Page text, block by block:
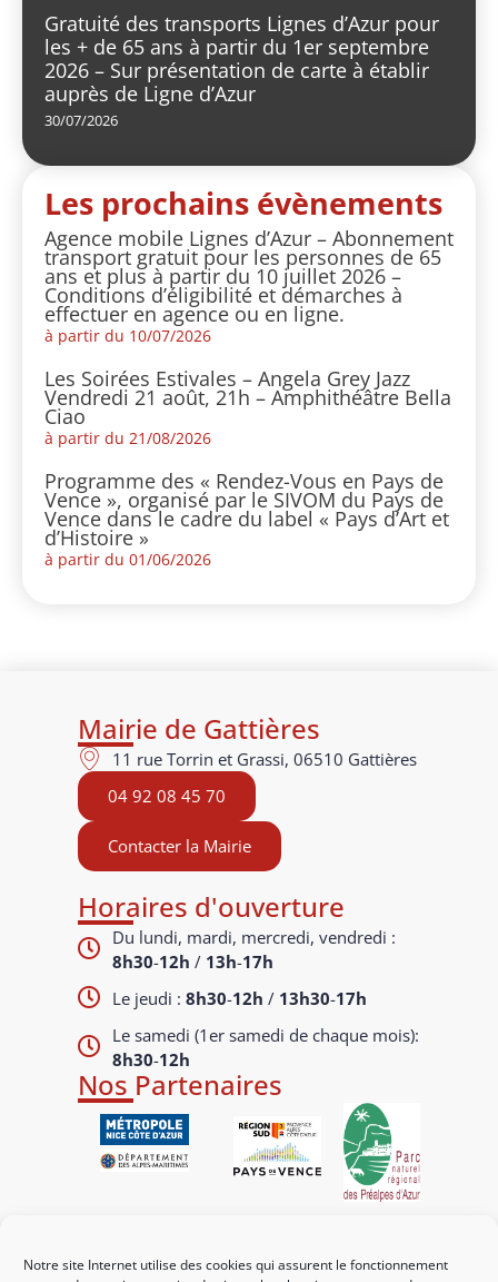
Notre site Internet utilise des cookies qui assurent le fonctionnement
Gratuité des transports Lignes d’Azur pour
les + de 65 ans à partir du 1er septembre
2026 – Sur présentation de carte à établir
auprès de Ligne d’Azur
30/07/2026
Les prochains évènements
Agence mobile Lignes d’Azur – Abonnement
transport gratuit pour les personnes de 65
ans et plus à partir du 10 juillet 2026 –
Conditions d’éligibilité et démarches à
effectuer en agence ou en ligne.
à partir du 10/07/2026
Les Soirées Estivales – Angela Grey Jazz
Vendredi 21 août, 21h – Amphithéâtre Bella
Ciao
à partir du 21/08/2026
Programme des « Rendez-Vous en Pays de
Vence », organisé par le SIVOM du Pays de
Vence dans le cadre du label « Pays d’Art et
d’Histoire »
à partir du 01/06/2026
Mairie de Gattières
11 rue Torrin et Grassi, 06510 Gattières
04 92 08 45 70
Contacter la Mairie
Horaires d'ouverture
Du lundi, mardi, mercredi, vendredi :
8h30-12h / 13h-17h
Le jeudi :8h30-12h / 13h30-17h
Le samedi (1er samedi de chaque mois):
8h30-12h
Nos Partenaires
Mes démarches